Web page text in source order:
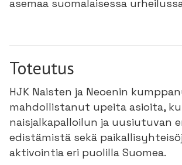
asemaa suomalaisessa
Toteutus
HJK Naisten ja Neoenin
mahdollistanut upeita asioita,
naisjalkapalloilun ja uusiutuvan
edistämistä sekä
aktivointia eri puolilla Suomea.